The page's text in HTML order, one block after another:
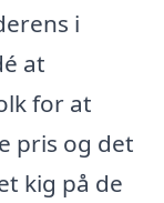
i
at
for at
pris og det
kig på de